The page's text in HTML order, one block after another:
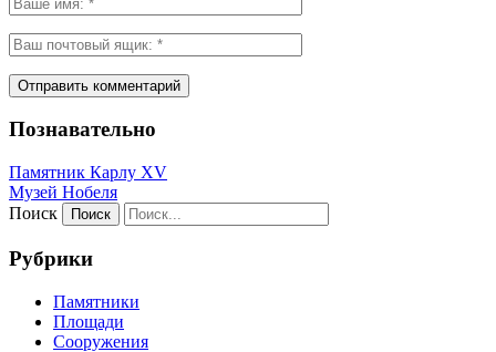
Познавательно
Памятник Карлу XV
Музей Нобеля
Поиск
Рубрики
Памятники
Площади
Сооружения